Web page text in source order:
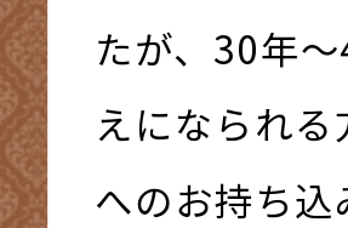
たが、30年
えになられ
へのお持ち